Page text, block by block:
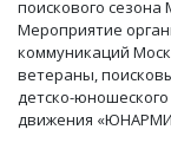
поискового сезона
Мероприятие
коммуникаций
ветераны,
детско-
движения